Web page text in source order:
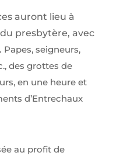
auront lieu à
presbytère, avec
Papes, seigneurs,
des grottes de
en une heure et
d’Entrechaux
au profit de